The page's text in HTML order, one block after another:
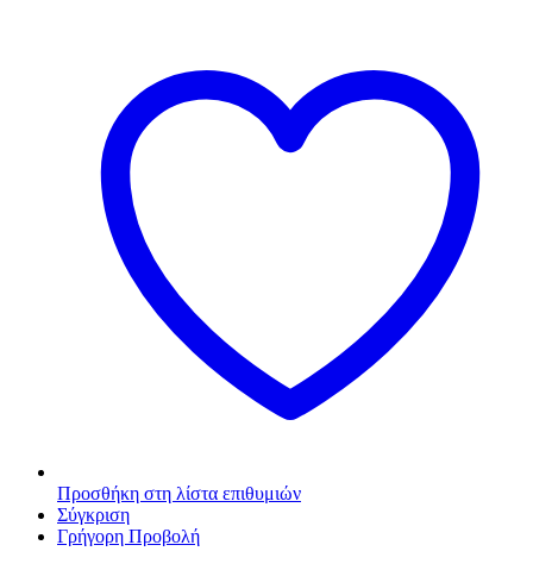
Προσθήκη στη λίστα επιθυμιών
Σύγκριση
Γρήγορη Προβολή